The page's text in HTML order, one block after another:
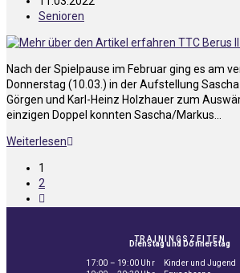
Senioren
Nach der Spielpause im Februar ging es am
Donnerstag (10.03.) in der Aufstellung
Görgen und Karl-Heinz Holzhauer zum
einzigen Doppel konnten Sascha/Markus…
Weiterlesen
1
2
TRAININGSZEITEN
Dienstag und Donnerstag
17:00 – 19:00 Uhr Kinder und Jugend